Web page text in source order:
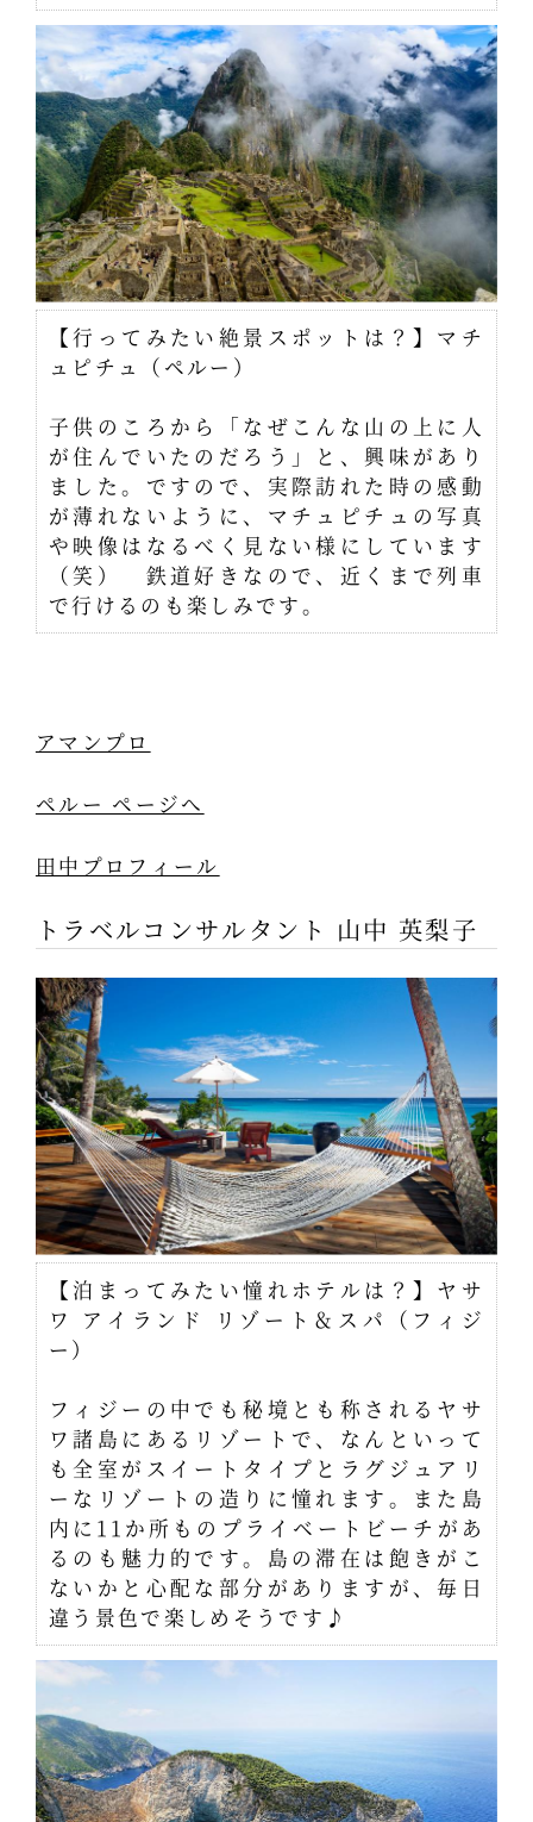
【行ってみたい絶景スポットは？】マチ
ュピチュ（ペルー）
子供のころから「なぜこんな山の上に人
が住んでいたのだろう」と、興味があり
ました。ですので、実際訪れた時の感動
が薄れないように、マチュピチュの写真
や映像はなるべく見ない様にしています
（笑） 鉄道好きなので、近くまで列車
で行けるのも楽しみです。
アマンプロ
ペルー ページへ
田中プロフィール
トラベルコンサルタント 山中 英梨子
【泊まってみたい憧れホテルは？】ヤサ
ワ アイランド リゾート＆スパ（フィジ
ー）
フィジーの中でも秘境とも称されるヤサ
ワ諸島にあるリゾートで、なんといって
も全室がスイートタイプとラグジュアリ
ーなリゾートの造りに憧れます。また島
内に11か所ものプライベートビーチがあ
るのも魅力的です。島の滞在は飽きがこ
ないかと心配な部分がありますが、毎日
違う景色で楽しめそうです♪